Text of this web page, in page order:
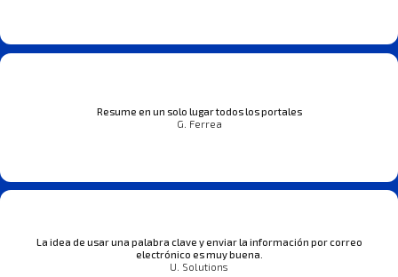
Resume en un solo lugar todos los portales
G. Ferrea
La idea de usar una palabra clave y enviar la información por correo
electrónico es muy buena.
U. Solutions